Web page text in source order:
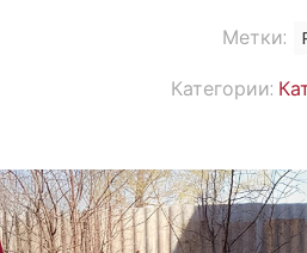
Категории:
Метки: